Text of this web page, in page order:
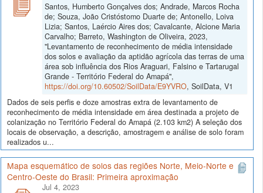
Santos, Humberto Gonçalves dos; Andrade, Marcos Rocha
de; Souza, João Cristóstomo Duarte de; Antonello, Loiva
Lizia; Santos, Laércio Aires dos; Cavalcante, Alcione Maria
Carvalho; Barreto, Washington de Oliveira, 2023,
"Levantamento de reconhecimento de média intensidade
dos solos e avaliação da aptidão agrícola das terras de uma
área sob influência dos Rios Araguari, Falsino e Tartarugal
Grande - Território Federal do Amapá",
https://doi.org/10.60502/SoilData/E9YVRO, SoilData, V1
Dados de seis perfis e doze amostras extra de levantamento de
reconhecimento de média intensidade em área destinada a projeto de
colanização no Território Federal do Amapá (2.103 km2) A seleção dos
locais de observação, a descrição, amostragem e análise de solo foram
realizados u...
Mapa esquemático de solos das regiões Norte, Meio-Norte e
Centro-Oeste do Brasil: Primeira aproximação
Jul 4, 2023